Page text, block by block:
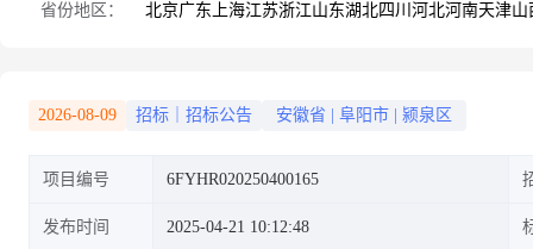
省份地区： 北京广东 上海江苏浙江山东湖北四川 河北河南天津山
2026-08-09 招标｜招标公告 安徽省 阜阳市 颍泉区
项目编号 6FYHR020250400165
发布时间 2025-04-21 10:12:48